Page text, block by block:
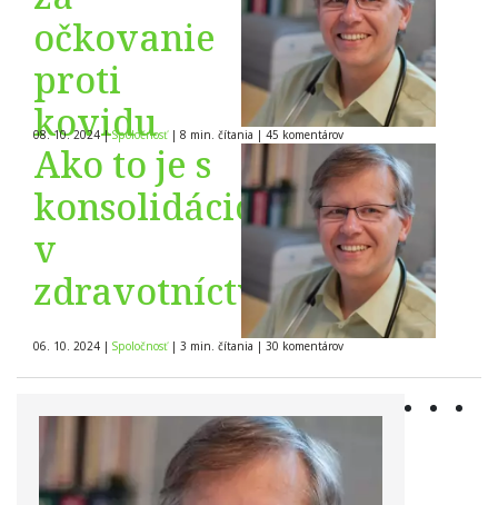
očkovanie
proti
kovidu
08. 10. 2024| Spoločnosť | 8 min. čítania | 45 komentárov
Ako to je s
konsolidáciou
v
zdravotníctve?
06. 10. 2024 | Spoločnosť | 3 min. čítania | 30 komentárov